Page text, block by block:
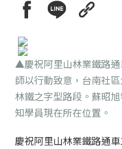
▲慶祝阿里山林業鐵路
師以行動致意，台南社
林鐵之字型路段。蘇昭
知學員現在所在位置。
慶祝阿里山林業鐵路通